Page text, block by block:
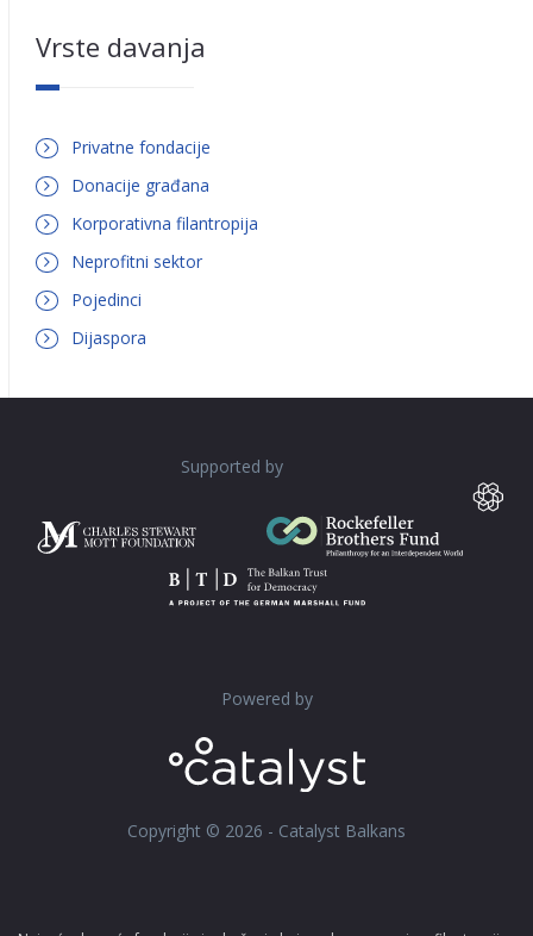
Vrste davanja
Privatne fondacije
Donacije građana
Korporativna filantropija
Neprofitni sektor
Pojedinci
Dijaspora
Supported by
Powered by
Copyright © 2026 - Catalyst Balkans